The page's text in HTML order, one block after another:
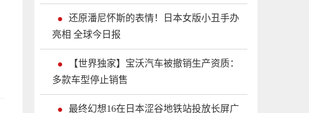
还原潘尼怀斯的表情！日本女版小丑手办
亮相 全球今日报
【世界独家】宝沃汽车被撤销生产资质：
多款车型停止销售
最终幻想16在日本涩谷地铁站投放长屏广